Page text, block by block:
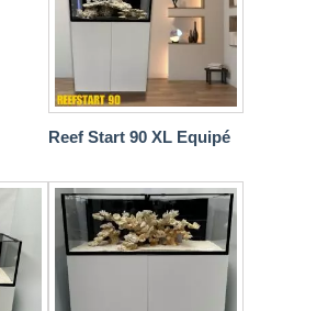
Reef Start 90 XL Equipé